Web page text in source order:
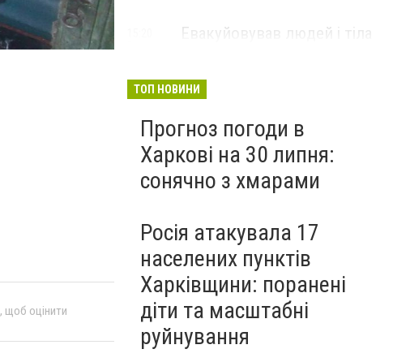
фото: ГСЧС в Харьковской области
, щоб оцінити
Евакуйовував людей і тіла
Польщі
ТОП НОВИНИ
Прогноз погоди в
Харкові на 30 липня:
сонячно з хмарами
Росія атакувала 17
населених пунктів
Харківщини: поранені
діти та масштабні
руйнування